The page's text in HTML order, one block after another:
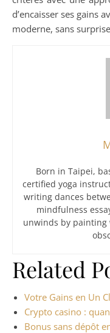
d’encaisser ses gains
moderne, sans
Born in Taipei,
certified yoga
writing dances
mindfulness
unwinds by painting
Related
Votre Gains en Un
Crypto casino :
Bonus sans dépôt